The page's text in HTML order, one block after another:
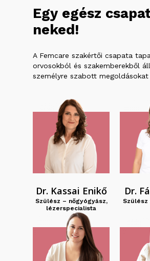
Egy egész
neked!
A Femcare szakértői csapata
orvosokból és szakemberekből
személyre szabott megoldásokat
Dr. Kassai Enikő
Szülész – nőgyógyász,
lézerspecialista
Dr.
Szülész